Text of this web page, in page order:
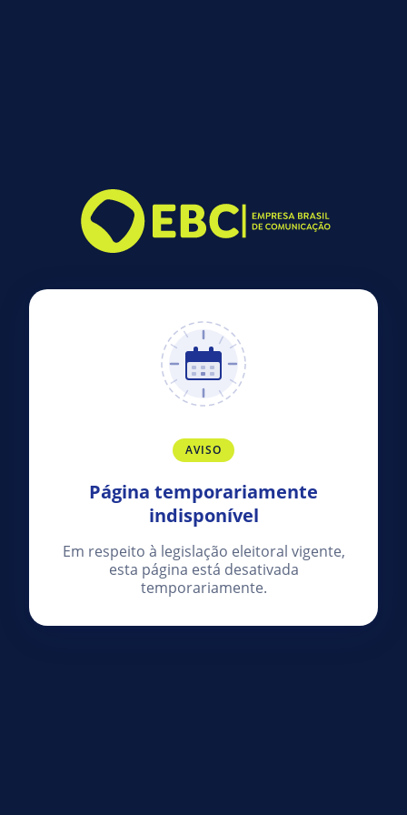
AVISO
Página temporariamente
indisponível
Em respeito à legislação eleitoral vigente,
esta página está desativada
temporariamente.